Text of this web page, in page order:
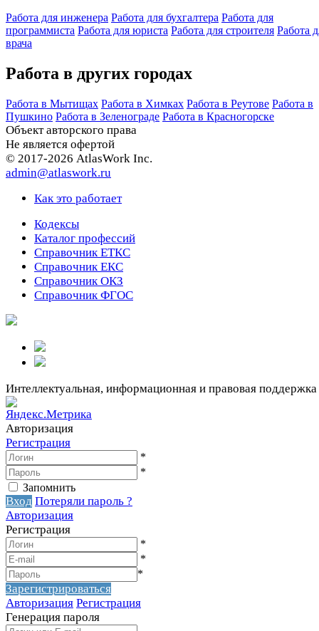
Работа для инженера Работа для бухгалтера Работа для
программиста Работа для юриста Работа для строителя Работа
врача
Работа в других городах
Работа в Мытищах Работа в Химках Работа в Реутове Работа в
Пушкино Работа в Зеленограде Работа в Красногорске
Объект авторского права
Не является офертой
© 2017-2026 AtlasWork Inc.
admin@atlaswork.ru
Как это работает
Кодексы
Каталог профессий
Справочник ЕТКС
Справочник ЕКС
Справочник ОКЗ
Справочник ФГОС
Интеллектуальная, информационная и правовая поддержка
Авторизация
Регистрация
*
*
Запомнить
Вход Потеряли пароль ?
Авторизация
Регистрация
*
*
*
Зарегистрироваться
Авторизация Регистрация
Генерация пароля